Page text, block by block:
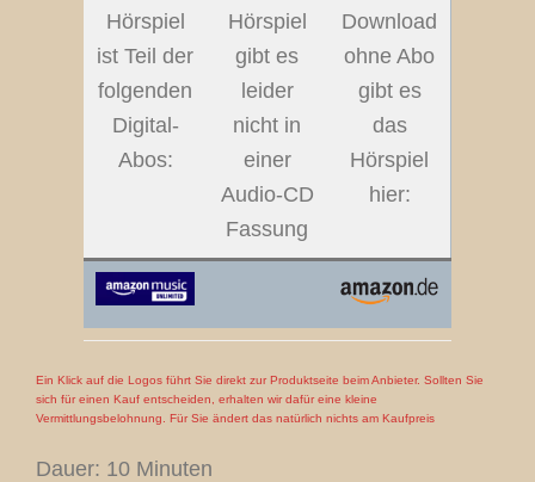
Hörspiel
ist Teil der
folgenden
Digital-
Abos:
Hörspiel
gibt es
leider
nicht in
einer
Audio-CD
Fassung
Download
ohne Abo
gibt es
das
Hörspiel
hier:
Ein Klick auf die Logos führt Sie direkt zur Produktseite beim Anbieter. Sollten Sie
sich für einen Kauf entscheiden, erhalten wir dafür eine kleine
Vermittlungsbelohnung. Für Sie ändert das natürlich nichts am Kaufpreis
Dauer: 10 Minuten